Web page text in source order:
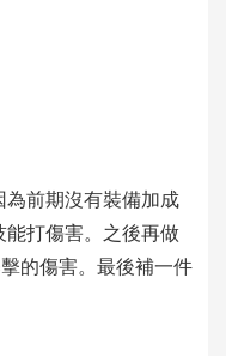
為前期沒有裝備加成
能打傷害。之後再做
的傷害。最後補一件